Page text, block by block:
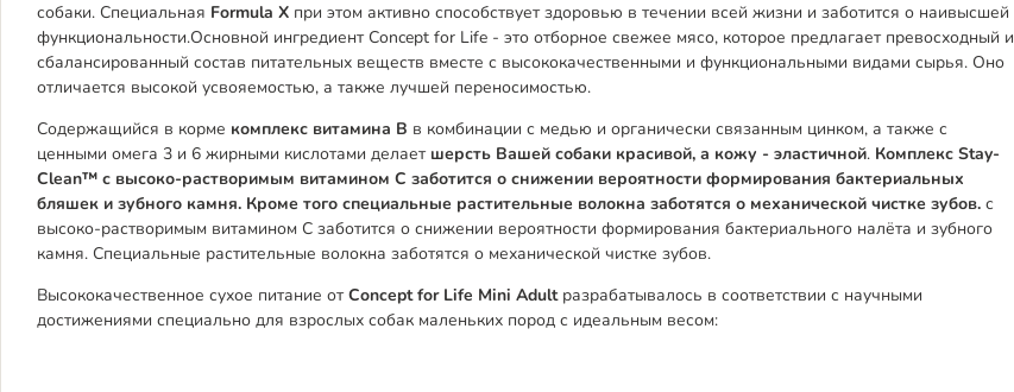
собаки. Специальная Formula X при этом активно способствует здоровью в течении всей жизни и заботится о наивысшей
функциональности.Основной ингредиент Concept for Life - это отборное свежее мясо, которое предлагает превосходный и
сбалансированный состав питательных веществ вместе с высококачественными и функциональными видами сырья. Оно
отличается высокой усвояемостью, а также лучшей переносимостью.
Содержащийся в корме комплекс витамина B в комбинации с медью и органически связанным цинком, а также с
ценными омега 3 и 6 жирными кислотами делает шерсть Вашей собаки красивой, а кожу - эластичной. Комплекс Stay-
Clean™ с высоко-растворимым витамином C заботится о снижении вероятности формирования бактериальных
бляшек и зубного камня. Кроме того специальные растительные волокна заботятся о механической чистке зубов. с
высоко-растворимым витамином C заботится о снижении вероятности формирования бактериального налёта и зубного
камня. Специальные растительные волокна заботятся о механической чистке зубов.
Высококачественное сухое питание отConcept for Life Mini Adultразрабатывалось в соответствии с научными
достижениями специально для взрослых собак маленьких пород с идеальным весом: